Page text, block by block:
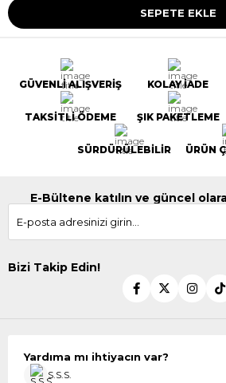
GÜVENLİ ALIŞVERİŞ KOLAY İADE
TAKSİTLİ ÖDEME ŞIK PAKETLEME
SÜRDÜRÜLEBİLİR ÜRÜN
E-Bültene katılın ve güncel
Bizi Takip Edin!
Yardıma mı ihtiyacın var?
S.S.S.